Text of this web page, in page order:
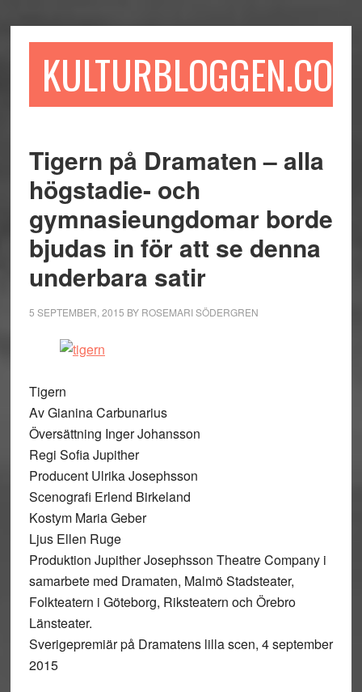
till
till
sidofältet
till
KULTURBLOGGEN.COM
Tigern på Dramaten – alla
högstadie- och
gymnasieungdomar borde
bjudas in för att se denna
underbara satir
5 SEPTEMBER, 2015 BY ROSEMARI SÖDERGREN
Tigern
Av Gianina Carbunarius
Översättning Inger Johansson
Regi Sofia Jupither
Producent Ulrika Josephsson
Scenografi Erlend Birkeland
Kostym Maria Geber
Ljus Ellen Ruge
Produktion Jupither Josephsson Theatre Company i
samarbete med Dramaten, Malmö Stadsteater,
Folkteatern i Göteborg, Riksteatern och Örebro
Länsteater.
Sverigepremiär på Dramatens lilla scen, 4 september
2015